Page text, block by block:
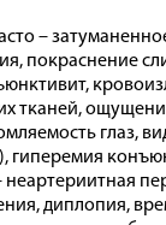
–
покраснение
тканей,
глаз,
гиперемия
неартериитная
диплопия,